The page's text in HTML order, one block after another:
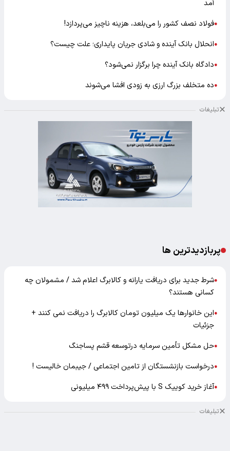
آمد
●فولاد نصف کشور را می‌بلعد، هزینه ناچیز می‌پردازد!
●انحلال بانک آینده و شادی جریان پایداری؛ علت چیست؟
●دادگاه بانک آینده چرا برگزار نمی‌شود؟
●ده متخلف بزرگ ارزی به زودی افشا می‌شوند
تبلیغات
پربازدیدترین ها
●شرط جدید برای دریافت یارانه و کالابرگ اعلام شد / مشمولان چه
کسانی هستند؟
●این خانوارها یک میلیون تومان کالابرگ را دریافت نمی‌ کنند +
جزئیات
●حل مشکل تأمین سرمایه درتوسعه قشم پساجنگ
●درخواست بازنشستگان از تامین اجتماعی / جیبمان خالیست !
●آغاز خرید کوییک S با پیش‌پرداخت ۴۹۹ میلیونی
تبلیغات